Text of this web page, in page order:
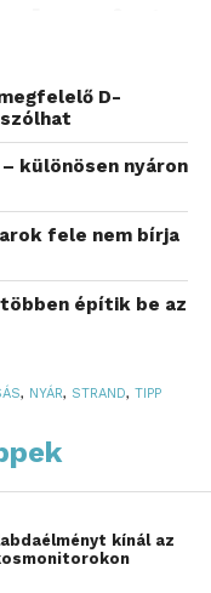
Az LG
mire
hogy a
D-
különösen nyáron
fele nem bírja
építik be az
, NYÁR, STRAND, TIPP
kínál az